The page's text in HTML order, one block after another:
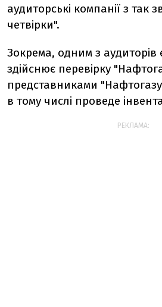
аудиторські компанії з так
четвірки".
Зокрема, одним з аудиторів
здійснює перевірку
представниками
в тому числі проведе
РЕКЛАМА: